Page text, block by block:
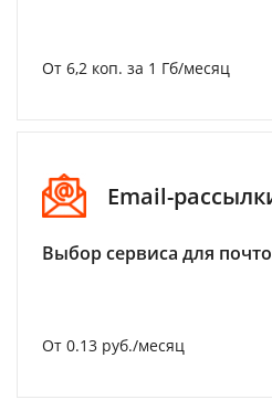
От 6,2 коп. за 1 Гб/месяц
Email-
Выбор сервиса для
От 0.13 руб./месяц